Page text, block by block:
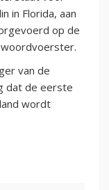
in Florida, aan
op de
woordvoerster.
van de
dat de eerste
wordt